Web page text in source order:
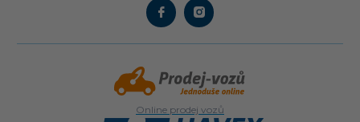
Online prodej vozů